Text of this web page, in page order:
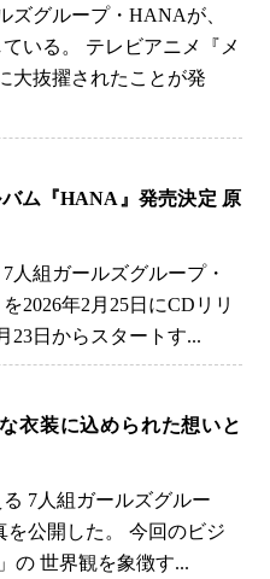
ズグループ・HANAが、
いる。 テレビアニメ『メ
大抜擢されたことが発
ム『HANA』発売決定 原
人組ガールズグループ・
2026年2月25日にCDリリ
23日からスタートす...
衣装に込められた想いと
7人組ガールズグルー
公開した。 今回のビジ
の 世界観を象徴す...